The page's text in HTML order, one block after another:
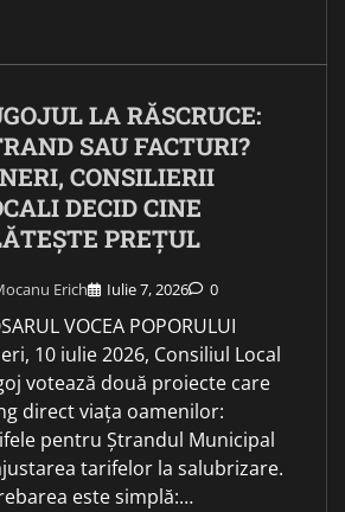
LA RĂSCRUCE:
SAU FACTURI?
CONSILIERII
DECID CINE
PREȚUL
Erich Iulie 7, 2026 0
VOCEA POPORULUI
10 iulie 2026, Consiliul Local
votează două proiecte care
direct viața oamenilor:
pentru Ștrandul Municipal
tarifelor la salubrizare.
este simplă:…